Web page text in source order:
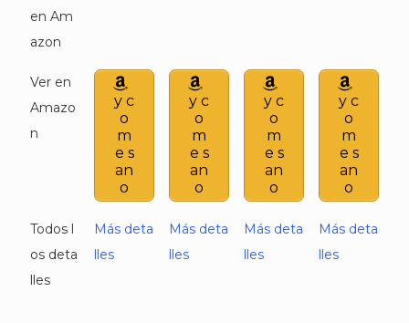
en Am
azon
Ver en
Amazo
n
y c
o
m
e s
an
o
y c
o
m
e s
an
o
y c
o
m
e s
an
o
y c
o
m
e s
an
o
Todos l
os deta
lles
Más deta
lles
Más deta
lles
Más deta
lles
Más deta
lles